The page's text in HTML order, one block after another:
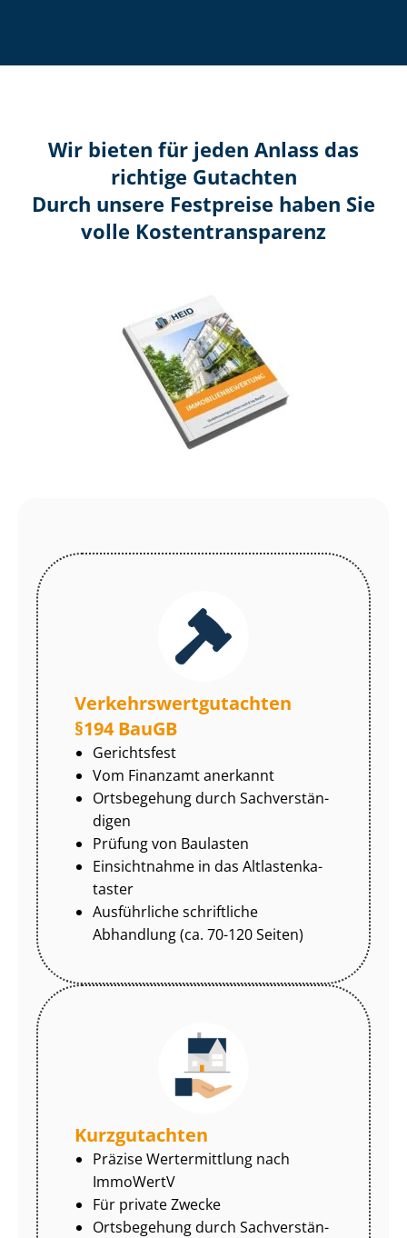
Wir bieten für jeden Anlass das
richtige Gutachten
Durch unsere Festpreise haben Sie
volle Kosten­transparenz
Ver­kehrs­wert­gut­ach­ten
§194 BauGB
Gerichtsfest
Vom Finanzamt anerkannt
Ortsbegehung durch Sach­ver­stän­
di­gen
Prüfung von Baulasten
Einsichtnahme in das Alt­las­ten­ka­
tas­ter
Ausführliche schriftliche
Abhandlung (ca. 70-120 Seiten)
Kurzgutachten
Präzise Wertermittlung nach
ImmoWertV
Für private Zwecke
Ortsbegehung durch Sach­ver­stän­